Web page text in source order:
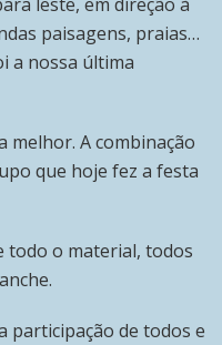
paisagens, praias…
a nossa última
melhor. A combinação
que hoje fez a festa
todo o material, todos
participação de todos e